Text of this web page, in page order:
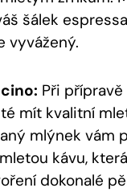
šálek
vyvážený.
Při
mít kvalitní
mlýnek vám
kávu,
dokonalé